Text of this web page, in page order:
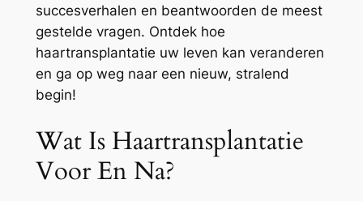
succesverhalen en beantwoorden de meest
gestelde vragen. Ontdek hoe
haartransplantatie uw leven kan veranderen
en ga op weg naar een nieuw, stralend
begin!
Wat Is Haartransplantatie
Voor En Na?